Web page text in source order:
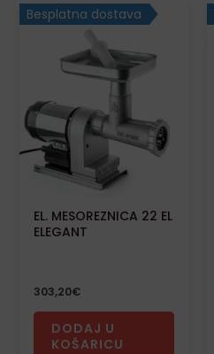
Besplatna dostava
EL. MESOREZNICA 22 EL
ELEGANT
303,20€
DODAJ U
KOŠARICU